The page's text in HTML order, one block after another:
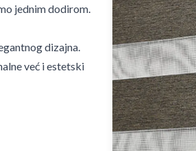
jednim dodirom.
dizajna.
već i estetski